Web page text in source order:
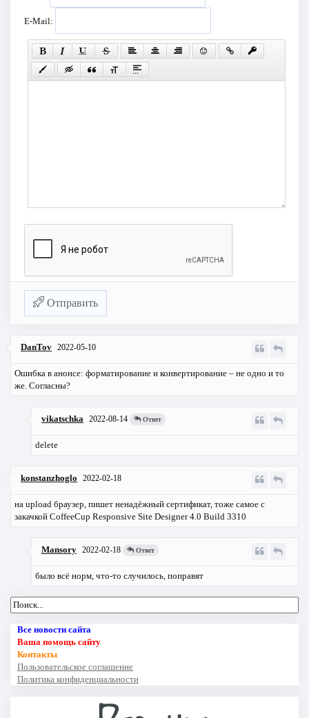
E-Mail:
Отправить
DanTov 2022-05-10
Ошибка в анонсе: форматирование и конвертирование – не одно и то
же. Согласны?
vikatschka 2022-08-14 Ответ
delete
konstanzhoglo 2022-02-18
на upload браузер, пишет ненадёжный сертификат, тоже самое с
закачкой CoffeeCup Responsive Site Designer 4.0 Build 3310
Mansory 2022-02-18 Ответ
было всё норм, что-то случилось, поправят
Все новости сайта
Ваша помощь сайту
Контакты
Пользовательское соглашение
Политика конфиденциальности